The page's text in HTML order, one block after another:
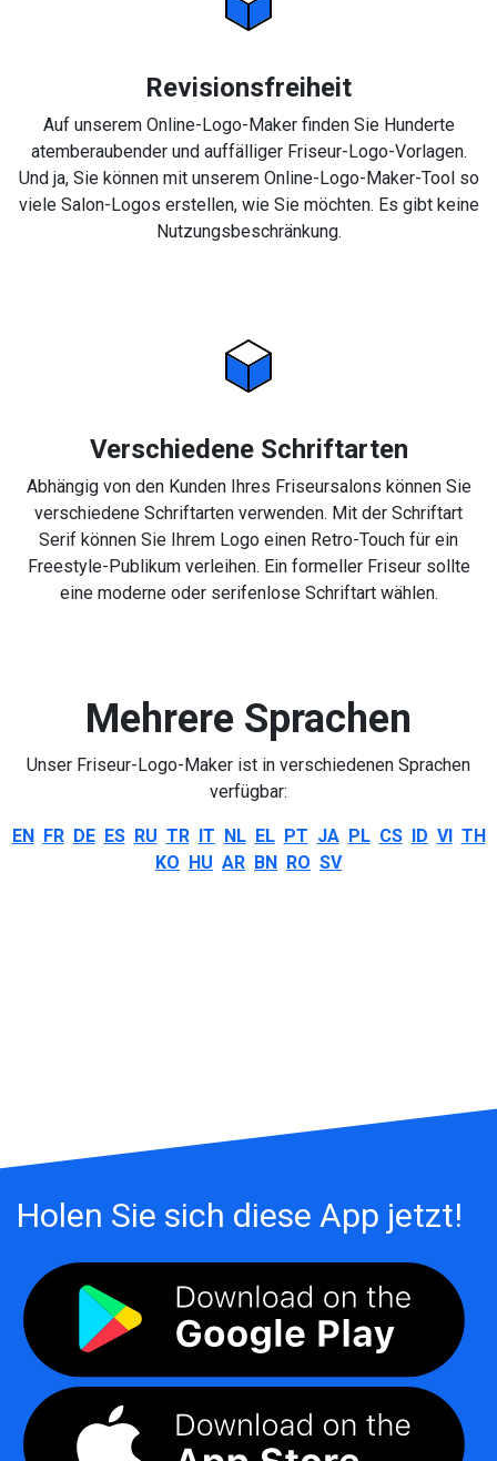
Revisionsfreiheit
Auf unserem Online-Logo-Maker finden Sie Hunderte
atemberaubender und auffälliger Friseur-Logo-Vorlagen.
Und ja, Sie können mit unserem Online-Logo-Maker-Tool so
viele Salon-Logos erstellen, wie Sie möchten. Es gibt keine
Nutzungsbeschränkung.
Verschiedene Schriftarten
Abhängig von den Kunden Ihres Friseursalons können Sie
verschiedene Schriftarten verwenden. Mit der Schriftart
Serif können Sie Ihrem Logo einen Retro-Touch für ein
Freestyle-Publikum verleihen. Ein formeller Friseur sollte
eine moderne oder serifenlose Schriftart wählen.
Mehrere Sprachen
Unser Friseur-Logo-Maker ist in verschiedenen Sprachen
verfügbar:
EN FR DE ES RU TR IT NL EL PT JA PL CS ID VI TH
KO HU AR BN RO SV
Holen Sie sich diese App jetzt!